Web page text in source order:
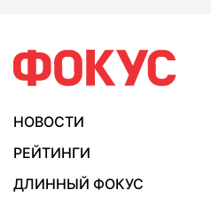
НОВОСТИ
РЕЙТИНГИ
ДЛИННЫЙ ФОКУС